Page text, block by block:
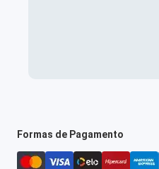
Formas de Pagamento